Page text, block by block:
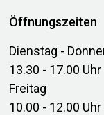
Öffnungszeiten
Dienstag -
13.30 - 17.00 Uhr
Freitag
10.00 - 12.00 Uhr